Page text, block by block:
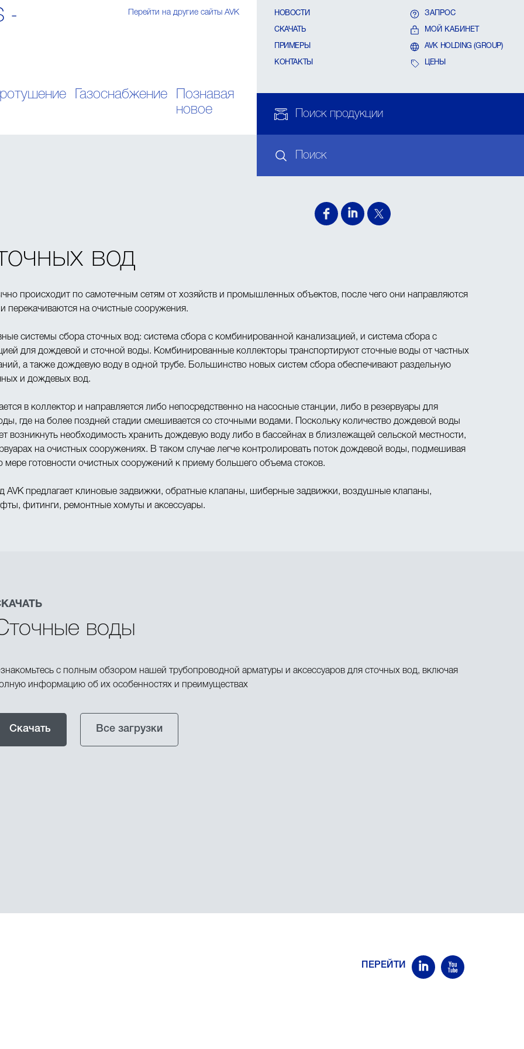
-
Газоснабжение
Познавая
новое
Поиск
Поиск продукции
НОВОСТИ
СКАЧАТЬ
ПРИМЕРЫ
КОНТАКТЫ
ЗАПРОС
МОЙ КАБИНЕТ
AVK HOLDING (GROUP)
ЦЕНЫ
Перейти на другие сайты AVK
вод
происходит по самотечным сетям от хозяйств и промышленных объектов, после чего они направляются
перекачиваются на очистные сооружения.
системы сбора сточных вод: система сбора с комбинированной канализацией, и система сбора с
для дождевой и сточной воды. Комбинированные коллекторы транспортируют сточные воды от частных
а также дождевую воду в одной трубе. Большинство новых систем сбора обеспечивают раздельную
и дождевых вод.
в коллектор и направляется либо непосредственно на насосные станции, либо в резервуары для
где на более поздней стадии смешивается со сточными водами. Поскольку количество дождевой воды
возникнуть необходимость хранить дождевую воду либо в бассейнах в близлежащей сельской местности,
на очистных сооружениях. В таком случае легче контролировать поток дождевой воды, подмешивая
мере готовности очистных сооружений к приему большего объема стоков.
AVK предлагает клиновые задвижки, обратные клапаны, шиберные задвижки, воздушные клапаны,
фитинги, ремонтные хомуты и аксессуары.
воды
с полным обзором нашей трубопроводной арматуры и аксессуаров для сточных вод, включая
информацию об их особенностях и преимуществах
Скачать Все загрузки
ПЕРЕЙТИ